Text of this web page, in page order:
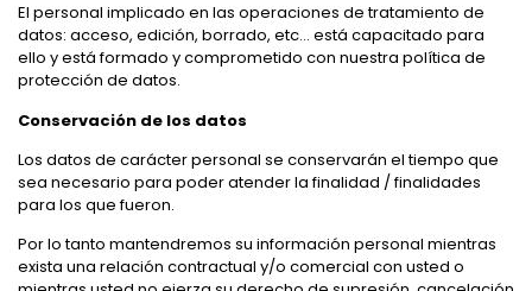
El personal implicado en las operaciones de tratamiento de
datos: acceso, edición, borrado, etc… está capacitado para
ello y está formado y comprometido con nuestra política de
protección de datos.
Conservación de los datos
Los datos de carácter personal se conservarán el tiempo que
sea necesario para poder atender la finalidad / finalidades
para los que fueron.
Por lo tanto mantendremos su información personal mientras
exista una relación contractual y/o comercial con usted o